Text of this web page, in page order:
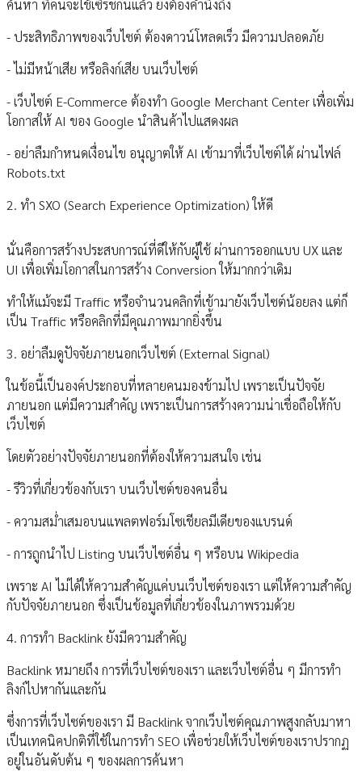
ค้นหา ที่คนจะใช้เซิร์ชกันแล้ว ยังต้องคำนึงถึง
- ประสิทธิภาพของเว็บไซต์ ต้องดาวน์โหลดเร็ว มีความปลอดภัย
- ไม่มีหน้าเสีย หรือลิงก์เสีย บนเว็บไซต์
- เว็บไซต์ E-Commerce ต้องทำ Google Merchant Center เพื่อเพิ่ม
โอกาสให้ AI ของ Google นำสินค้าไปแสดงผล
- อย่าลืมกำหนดเงื่อนไข อนุญาตให้ AI เข้ามาที่เว็บไซต์ได้ ผ่านไฟล์
Robots.txt
2. ทำ SXO (Search Experience Optimization) ให้ดี
นั่นคือการสร้างประสบการณ์ที่ดีให้กับผู้ใช้ ผ่านการออกแบบ UX และ
UI เพื่อเพิ่มโอกาสในการสร้าง Conversion ให้มากกว่าเดิม
ทำให้แม้จะมี Traffic หรือจำนวนคลิกที่เข้ามายังเว็บไซต์น้อยลง แต่ก็
เป็น Traffic หรือคลิกที่มีคุณภาพมากยิ่งขึ้น
3. อย่าลืมดูปัจจัยภายนอกเว็บไซต์ (External Signal)
ในข้อนี้เป็นองค์ประกอบที่หลายคนมองข้ามไป เพราะเป็นปัจจัย
ภายนอก แต่มีความสำคัญ เพราะเป็นการสร้างความน่าเชื่อถือให้กับ
เว็บไซต์
โดยตัวอย่างปัจจัยภายนอกที่ต้องให้ความสนใจ เช่น
- รีวิวที่เกี่ยวข้องกับเรา บนเว็บไซต์ของคนอื่น
- ความสม่ำเสมอบนแพลตฟอร์มโซเชียลมีเดียของแบรนด์
- การถูกนำไป Listing บนเว็บไซต์อื่น ๆ หรือบน Wikipedia
เพราะ AI ไม่ได้ให้ความสำคัญแค่บนเว็บไซต์ของเรา แต่ให้ความสำคัญ
กับปัจจัยภายนอก ซึ่งเป็นข้อมูลที่เกี่ยวข้องในภาพรวมด้วย
4. การทำ Backlink ยังมีความสำคัญ
Backlink หมายถึง การที่เว็บไซต์ของเรา และเว็บไซต์อื่น ๆ มีการทำ
ลิงก์ไปหากันและกัน
ซึ่งการที่เว็บไซต์ของเรา มี Backlink จากเว็บไซต์คุณภาพสูงกลับมาหา
เป็นเทคนิคปกติที่ใช้ในการทำ SEO เพื่อช่วยให้เว็บไซต์ของเราปรากฏ
อยู่ในอันดับต้น ๆ ของผลการค้นหา